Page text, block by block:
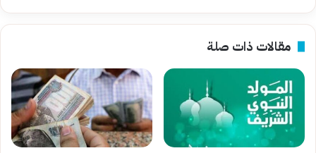
مقالات ذات صلة